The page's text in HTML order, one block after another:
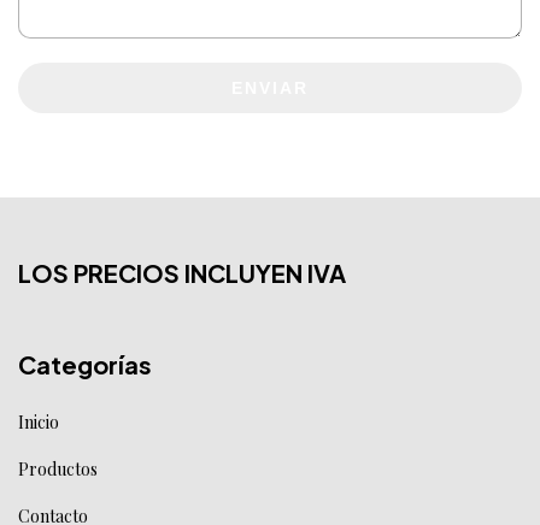
LOS PRECIOS INCLUYEN IVA
Categorías
Inicio
Productos
Contacto